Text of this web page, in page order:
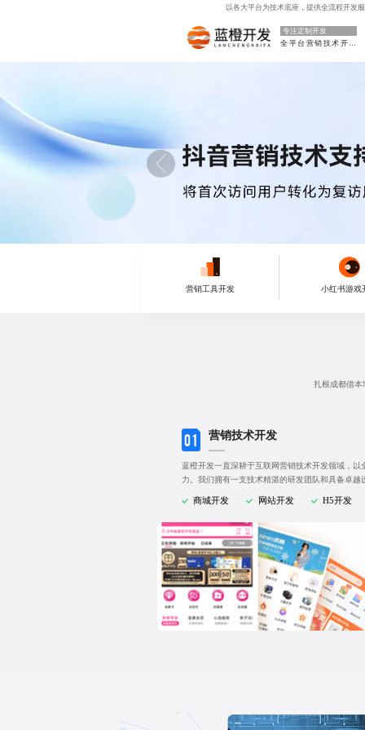
以各大平台为技术底座，提供全流程开发
专注定制开发
全平台营销技术开发
营销工具开发 小红书游戏
扎根成都借本
营销技术开发
蓝橙开发一直深耕于互联网营销技术开发领域，以
力。我们拥有一支技术精湛的研发团队和具备卓越
商城开发 网站开发 H5开发